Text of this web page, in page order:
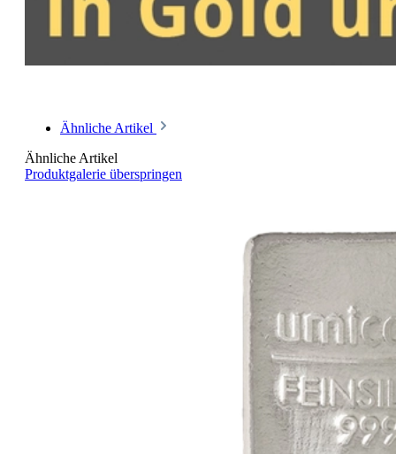
Ähnliche Artikel
Ähnliche Artikel
Produktgalerie überspringen